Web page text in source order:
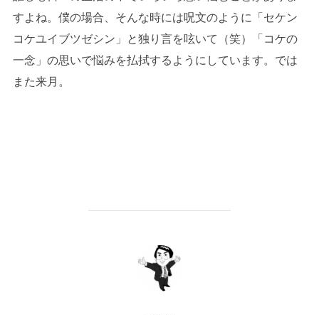
すよね。僕の場合、そんな時には呪文のように「セケン
コケユイブツゼシン」と独り言を呟いて（笑）「コケの
一念」の思いで悩みを払拭するようにしています。では
また来月。
投稿者